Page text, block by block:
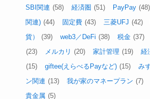
SBI関連 (58) 経済圏 (51) PayPay (48)
関連) (44) 固定費 (43) 三菱UFJ (42)
貨）
(39) web3／DeFi (38) 税金 (37)
(23)
メルカリ (20) 家計管理 (19) 経
(15)
giftee(えらべるPayなど) (15) み
ン関連 (13) 我が家のマネープラン (7)
貴金属 (5)